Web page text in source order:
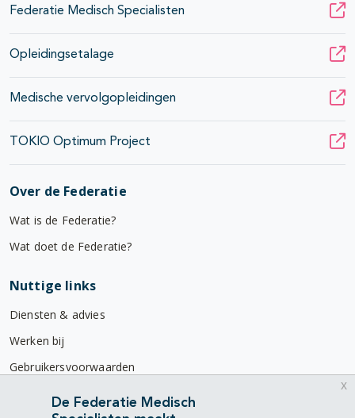
Federatie Medisch Specialisten
Opleidingsetalage
Medische vervolgopleidingen
TOKIO Optimum Project
Over de Federatie
Wat is de Federatie?
Wat doet de Federatie?
Nuttige links
Diensten & advies
Werken bij
Gebruikersvoorwaarden
Privacyverklaring
De Federatie Medisch
x